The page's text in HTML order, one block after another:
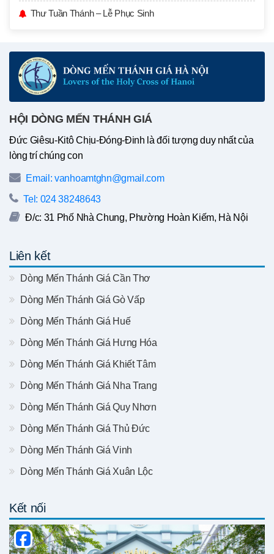
Thư Tuần Thánh – Lễ Phục Sinh
HỘI DÒNG MẾN THÁNH GIÁ
Đức Giêsu-Kitô Chịu-Đóng-Đinh là đối tượng duy nhất của
lòng trí chúng con
Email: vanhoamtghn@gmail.com
Tel: 024 38248643
Đ/c: 31 Phố Nhà Chung, Phường Hoàn Kiếm, Hà Nội
Liên kết
Dòng Mến Thánh Giá Cần Thơ
Dòng Mến Thánh Giá Gò Vấp
Dòng Mến Thánh Giá Huế
Dòng Mến Thánh Giá Hưng Hóa
Dòng Mến Thánh Giá Khiết Tâm
Dòng Mến Thánh Giá Nha Trang
Dòng Mến Thánh Giá Quy Nhơn
Dòng Mến Thánh Giá Thủ Đức
Dòng Mến Thánh Giá Vinh
Dòng Mến Thánh Giá Xuân Lộc
Kết nối